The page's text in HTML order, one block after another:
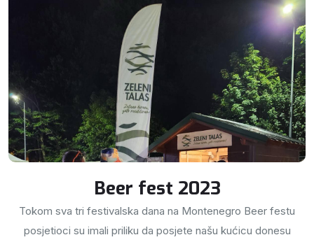
Beer fest 2023
Tokom sva tri festivalska dana na Montenegro Beer festu
posjetioci su imali priliku da posjete našu kućicu donesu